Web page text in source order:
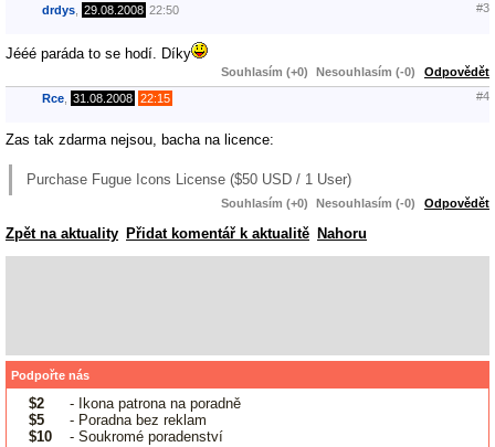
drdys 29.08.2008 22:50 #3
Jééé paráda to se hodí. Díky
Souhlasím (+0) Nesouhlasím (-0) Odpovědět
Rce 31.08.2008 22:15 #4
Zas tak zdarma nejsou, bacha na licence:
Purchase Fugue Icons License ($50 USD / 1 User)
Souhlasím (+0) Nesouhlasím (-0) Odpovědět
Zpět na aktuality Přidat komentář k aktualitě Nahoru
Podpořte nás
$2
- Ikona patrona na poradně
$5
- Poradna bez reklam
$10
- Soukromé poradenství